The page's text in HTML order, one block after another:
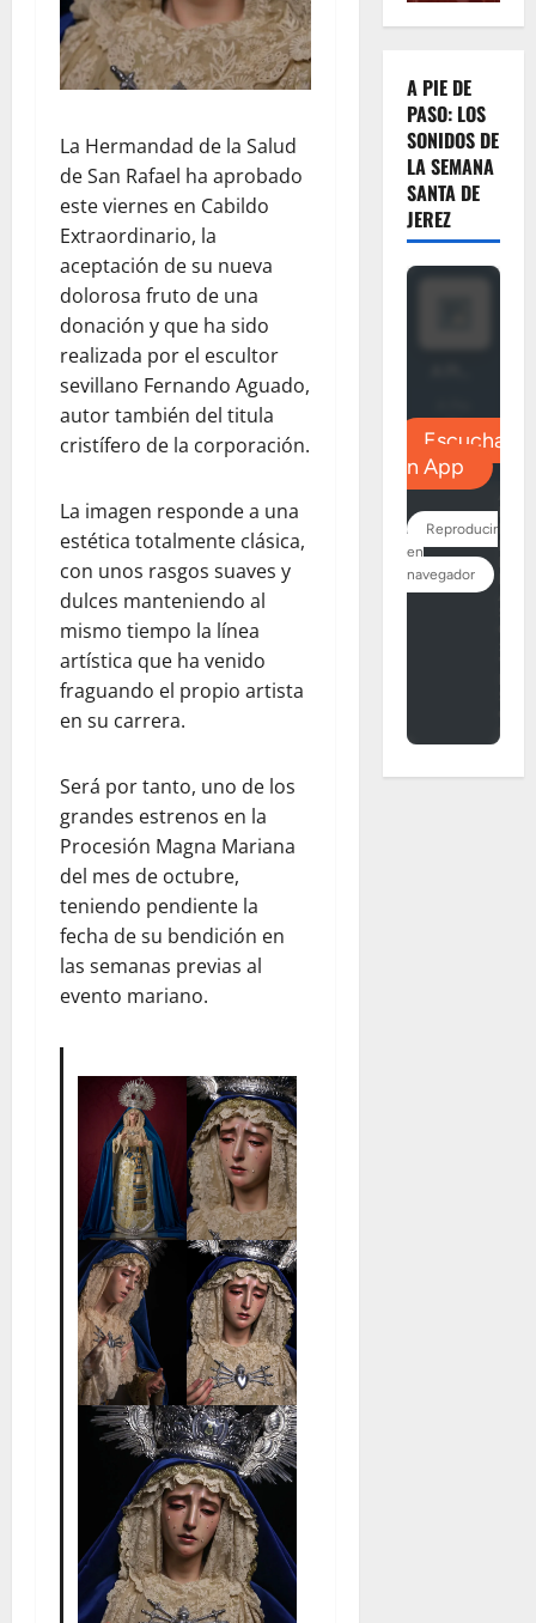
La Hermandad de la Salud
de San Rafael ha aprobado
este viernes en Cabildo
Extraordinario, la
aceptación de su nueva
dolorosa fruto de una
donación y que ha sido
realizada por el escultor
sevillano Fernando Aguado,
autor también del titula
cristífero de la corporación.
La imagen responde a una
estética totalmente clásica,
con unos rasgos suaves y
dulces manteniendo al
mismo tiempo la línea
artística que ha venido
fraguando el propio artista
en su carrera.
Será por tanto, uno de los
grandes estrenos en la
Procesión Magna Mariana
del mes de octubre,
teniendo pendiente la
fecha de su bendición en
las semanas previas al
evento mariano.
A PIE DE
PASO: LOS
SONIDOS DE
LA SEMANA
SANTA DE
JEREZ